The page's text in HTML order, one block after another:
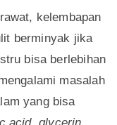
kelembapan
berminyak jika
bisa berlebihan
masalah
yang bisa